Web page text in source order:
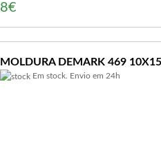
8€
MOLDURA DEMARK 469
Em stock. Envio em 24h